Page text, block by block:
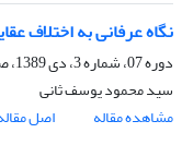
نگاه عرفانی به اختلاف
دوره 07، شماره 3، دی 1389، صفحه
سید محمود یوسف ثانی
مشاهده مقاله
اصل